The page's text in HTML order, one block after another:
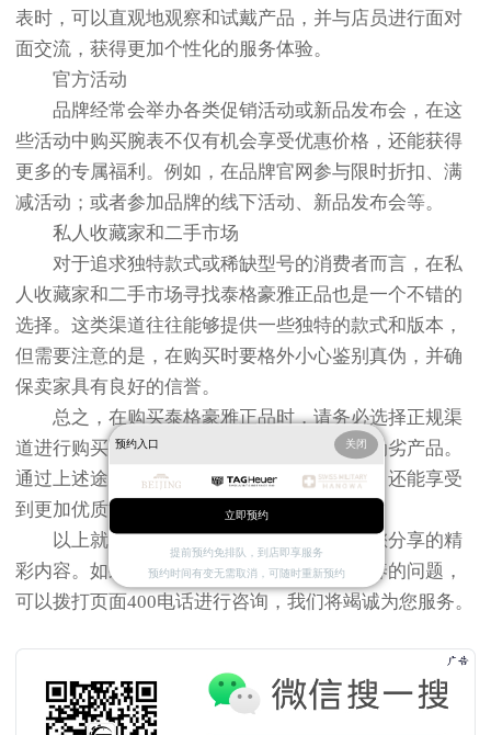
表时，可以直观地观察和试戴产品，并与店员进行面对
面交流，获得更加个性化的服务体验。
官方活动
品牌经常会举办各类促销活动或新品发布会，在这
些活动中购买腕表不仅有机会享受优惠价格，还能获得
更多的专属福利。例如，在品牌官网参与限时折扣、满
减活动；或者参加品牌的线下活动、新品发布会等。
私人收藏家和二手市场
对于追求独特款式或稀缺型号的消费者而言，在私
人收藏家和二手市场寻找泰格豪雅正品也是一个不错的
选择。这类渠道往往能够提供一些独特的款式和版本，
但需要注意的是，在购买时要格外小心鉴别真伪，并确
保卖家具有良好的信誉。
总之，在购买泰格豪雅正品时，请务必选择正规渠
道进行购买，并保持警惕以避免购买到假冒伪劣产品。
通过上述途径购买腕表不仅能确保产品质量，还能享受
到更加优质的售后服务体验。
以上就是北京泰格豪雅售后服务中心为您分享的精
彩内容。如果您还有其他关于手表维护和保养的问题，
可以拨打页面400电话进行咨询，我们将竭诚为您服务。
预约入口 关闭
立即预约
提前预约免排队，到店即享服务
预约时间有变无需取消，可随时重新预约